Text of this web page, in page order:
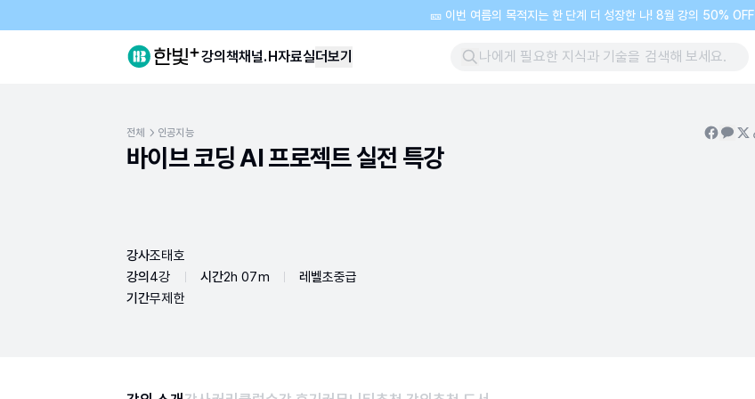
🎫 이번 여름의 목적지는 한 단계 더 성장한 나! 8월 강의 50% OFF
강의책채널.H자료실더보기
전체 인공지능
바이브 코딩 AI 프로젝트 실전 특강
강사조태호
강의 4강 시간2h 07m 레벨초중급
기간무제한